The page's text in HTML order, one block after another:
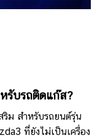
รับรถติดแก๊ส?
ม สำหรับรถยนต์รุ่น
ที่ยังไม่เป็นเครื่อง